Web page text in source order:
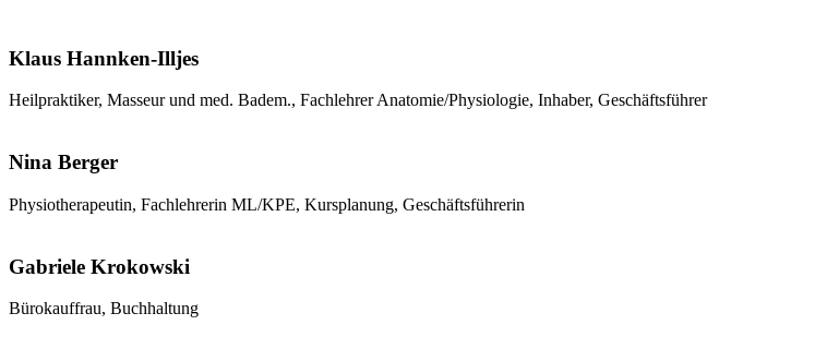
Klaus Hannken-Illjes
Heilpraktiker, Masseur und med. Badem., Fachlehrer Anatomie/Physiologie, Inhaber, Geschäftsführer
Nina Berger
Physiotherapeutin, Fachlehrerin ML/KPE, Kursplanung, Geschäftsführerin
Gabriele Krokowski
Bürokauffrau, Buchhaltung